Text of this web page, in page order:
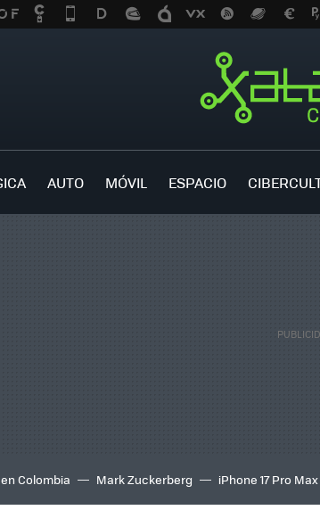
AUTO MÓVIL ESPACIO
en Colombia Mark Zuckerberg iPhone 17 Pro Max
IA TCL C8K